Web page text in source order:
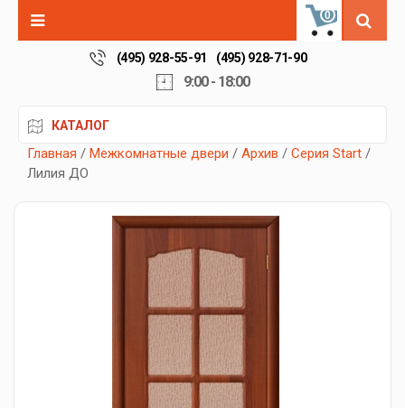
0
(495) 928-55-91 (495) 928-71-90
9:00 - 18:00
КАТАЛОГ
Главная / Межкомнатные двери / Архив / Серия Start /
Лилия ДО